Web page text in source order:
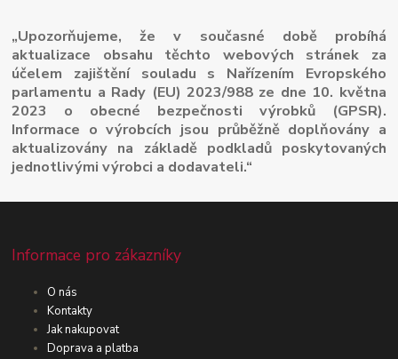
„Upozorňujeme, že v současné době probíhá
aktualizace obsahu těchto webových stránek za
účelem zajištění souladu s Nařízením Evropského
parlamentu a Rady (EU) 2023/988 ze dne 10. května
2023 o obecné bezpečnosti výrobků (GPSR).
Informace o výrobcích jsou průběžně doplňovány a
aktualizovány na základě podkladů poskytovaných
jednotlivými výrobci a dodavateli.“
Informace pro zákazníky
O nás
Kontakty
Jak nakupovat
Doprava a platba